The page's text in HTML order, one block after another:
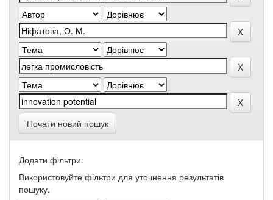
Почати новий пошук
Додати фільтри:
Використовуйте фільтри для уточнення результатів
пошуку.